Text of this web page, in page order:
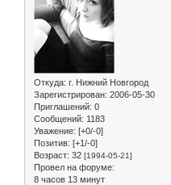
Откуда: г. Нижний Новгород
Зарегистрирован: 2006-05-30
Приглашений: 0
Сообщений: 1183
Уважение: [+0/-0]
Позитив: [+1/-0]
Возраст: 32 [1994-05-21]
Провел на форуме:
8 часов 13 минут